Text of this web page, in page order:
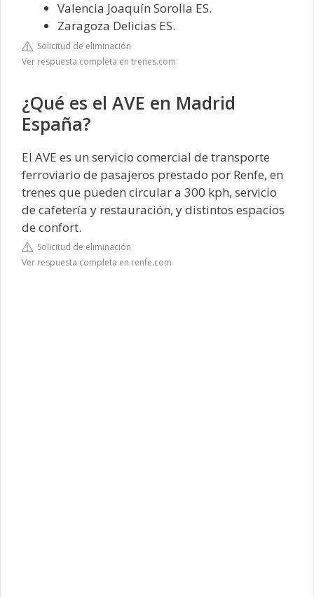
Valencia Joaquín Sorolla ES.
Zaragoza Delicias ES.
Solicitud de eliminación
Ver respuesta completa en trenes.com
¿Qué es el AVE en Madrid
España?
El AVE es un servicio comercial de transporte
ferroviario de pasajeros prestado por Renfe, en
trenes que pueden circular a 300 kph, servicio
de cafetería y restauración, y distintos espacios
de confort.
Solicitud de eliminación
Ver respuesta completa en renfe.com